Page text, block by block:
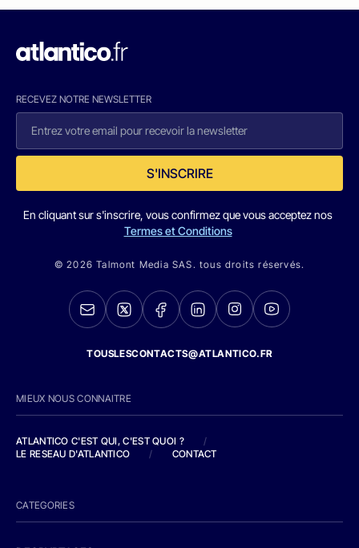
RECEVEZ NOTRE NEWSLETTER
S'INSCRIRE
En cliquant sur s'inscrire, vous confirmez que vous acceptez nos
Termes et Conditions
© 2026 Talmont Media SAS. tous droits réservés.
TOUSLESCONTACTS@ATLANTICO.FR
MIEUX NOUS CONNAITRE
ATLANTICO C'EST QUI, C'EST QUOI ?
/
LE RESEAU D'ATLANTICO
/ CONTACT
CATEGORIES